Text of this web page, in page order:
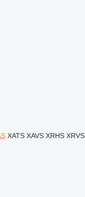
XATS XAVS XRHS XRVS